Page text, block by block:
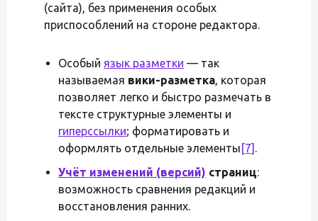
(сайта), без применения особых
приспособлений на стороне редактора.
Особый язык разметки — так
называемая вики-разметка, которая
позволяет легко и быстро размечать в
тексте структурные элементы и
гиперссылки; форматировать и
оформлять отдельные элементы [7] .
Учёт изменений (версий) страниц:
возможность сравнения редакций и
восстановления ранних.